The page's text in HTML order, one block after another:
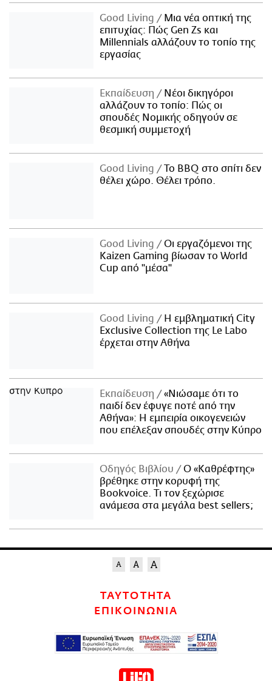
Good Living
Μια νέα οπτική της
επιτυχίας: Πώς Gen Zs και
Millennials αλλάζουν το τοπίο της
εργασίας
Εκπαίδευση
Νέοι δικηγόροι
αλλάζουν το τοπίο: Πώς οι
σπουδές Νομικής οδηγούν σε
θεσμική συμμετοχή
Good Living
Το BBQ στο σπίτι δεν
θέλει χώρο. Θέλει τρόπο.
Good Living
Οι εργαζόμενοι της
Kaizen Gaming βίωσαν το World
Cup από "μέσα"
Good Living
Η εμβληματική City
Exclusive Collection της Le Labo
έρχεται στην Αθήνα
Εκπαίδευση
«Νιώσαμε ότι το
παιδί δεν έφυγε ποτέ από την
Αθήνα»: Η εμπειρία οικογενειών
που επέλεξαν σπουδές στην Κύπρο
Οδηγός Βιβλίου
Ο «Καθρέφτης»
βρέθηκε στην κορυφή της
Bookvoice. Τι τον ξεχώρισε
ανάμεσα στα μεγάλα best sellers;
ΤΑΥΤΟΤΗΤΑ
ΕΠΙΚΟΙΝΩΝΙΑ